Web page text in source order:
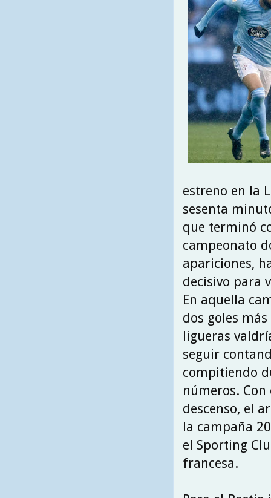
estreno en la
sesenta
que terminó
campeonato
apariciones,
decisivo para
En aquella
dos goles
ligueras
seguir
compitiendo
números.
descenso, el
la campaña
el Sporting
francesa.